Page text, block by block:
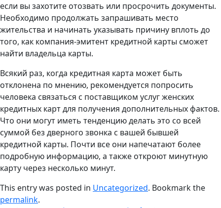
если вы захотите отозвать или просрочить документы.
Необходимо продолжать запрашивать место
жительства и начинать указывать причину вплоть до
того, как компания-эмитент кредитной карты сможет
найти владельца карты.
Всякий раз, когда кредитная карта может быть
отклонена по мнению, рекомендуется попросить
человека связаться с поставщиком услуг женских
кредитных карт для получения дополнительных фактов.
Что они могут иметь тенденцию делать это со всей
суммой без дверного звонка с вашей бывшей
кредитной карты. Почти все они напечатают более
подробную информацию, а также откроют минутную
карту через несколько минут.
This entry was posted in Uncategorized. Bookmark the
permalink.